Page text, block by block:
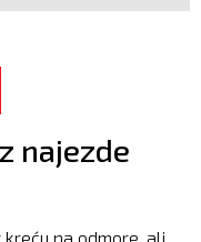
najezde
na odmore, ali